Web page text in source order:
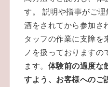
す。 説明や指事がご
酒をされてから参加さ
タッフの作業に支障を
ノを扱っておりますの
ます。 体験前の過度な
すよう、 お客様へのご